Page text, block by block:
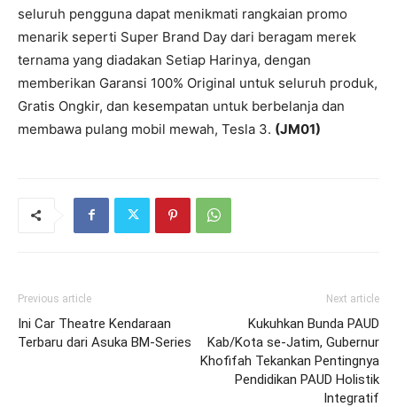
seluruh pengguna dapat menikmati rangkaian promo
menarik seperti Super Brand Day dari beragam merek
ternama yang diadakan Setiap Harinya, dengan
memberikan Garansi 100% Original untuk seluruh produk,
Gratis Ongkir, dan kesempatan untuk berbelanja dan
membawa pulang mobil mewah, Tesla 3. (JM01)
Previous article
Ini Car Theatre Kendaraan
Terbaru dari Asuka BM-Series
Next article
Kukuhkan Bunda PAUD
Kab/Kota se-Jatim, Gubernur
Khofifah Tekankan Pentingnya
Pendidikan PAUD Holistik
Integratif